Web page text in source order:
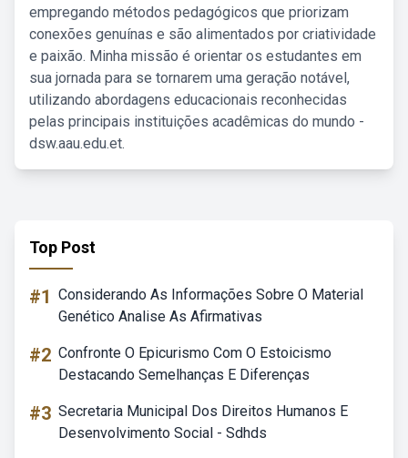
empregando métodos pedagógicos que priorizam
conexões genuínas e são alimentados por criatividade
e paixão. Minha missão é orientar os estudantes em
sua jornada para se tornarem uma geração notável,
utilizando abordagens educacionais reconhecidas
pelas principais instituições acadêmicas do mundo -
dsw.aau.edu.et.
Top Post
#1 Considerando As Informações Sobre O Material
Genético Analise As Afirmativas
#2 Confronte O Epicurismo Com O Estoicismo
Destacando Semelhanças E Diferenças
#3 Secretaria Municipal Dos Direitos Humanos E
Desenvolvimento Social - Sdhds